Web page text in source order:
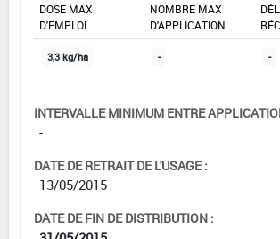
DOSE MAX
D'EMPLOI
NOMBRE MAX
D'APPLICATION
3,3 kg/ha - -
INTERVALLE MINIMUM ENTRE
-
DATE DE RETRAIT DE L'USAGE :
13/05/2015
DATE DE FIN DE DISTRIBUTION :